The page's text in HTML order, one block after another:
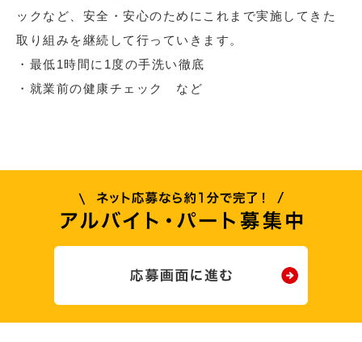
ックなど、安全・安心のためにこれまで実施してきた
取り組みを継続して行っていきます。
・最低1時間に1度の手洗い徹底
・就業前の健康チェック など